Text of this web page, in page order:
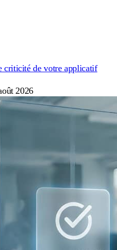
criticité de votre applicatif
2026